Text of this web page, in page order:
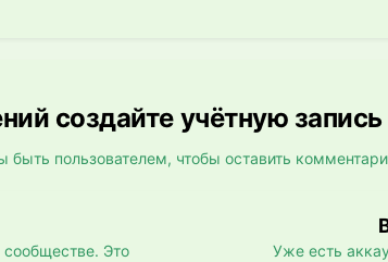
создайте учётную запись
пользователем, чтобы оставить
Это
Уже есть